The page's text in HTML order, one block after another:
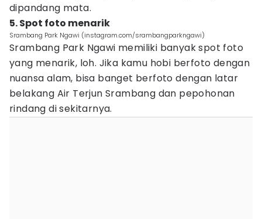
dipandang mata.
5. Spot foto menarik
Srambang Park Ngawi (instagram.com/srambangparkngawi)
Srambang Park Ngawi memiliki banyak spot foto
yang menarik, loh. Jika kamu hobi berfoto dengan
nuansa alam, bisa banget berfoto dengan latar
belakang Air Terjun Srambang dan pepohonan
rindang di sekitarnya.